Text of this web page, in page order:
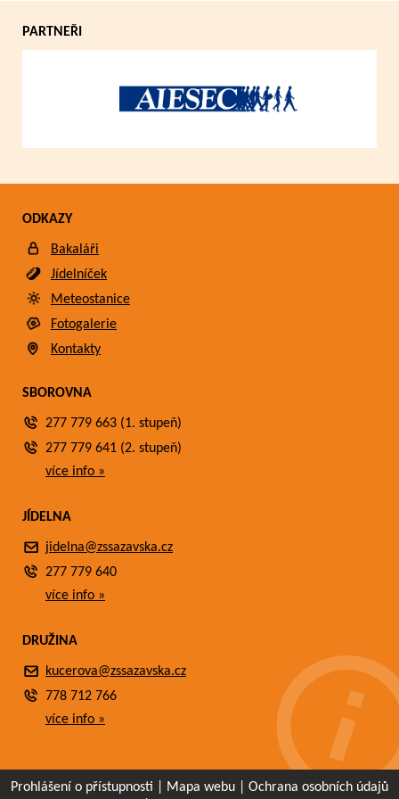
PARTNEŘI
ODKAZY
Bakaláři
Jídelníček
Meteostanice
Fotogalerie
Kontakty
SBOROVNA
277 779 663 (1. stupeň)
277 779 641 (2. stupeň)
více info »
JÍDELNA
jidelna@zssazavska.cz
277 779 640
více info »
DRUŽINA
kucerova@zssazavska.cz
778 712 766
více info »
Prohlášení o přístupnosti Mapa webu
Ochrana osobních údajů